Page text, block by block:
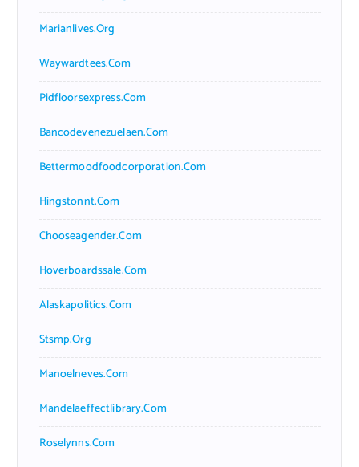
Marianlives.org
Waywardtees.com
Pidfloorsexpress.com
Bancodevenezuelaen.com
Bettermoodfoodcorporation.com
Hingstonnt.com
Chooseagender.com
Hoverboardssale.com
Alaskapolitics.com
Stsmp.org
Manoelneves.com
Mandelaeffectlibrary.com
Roselynns.com